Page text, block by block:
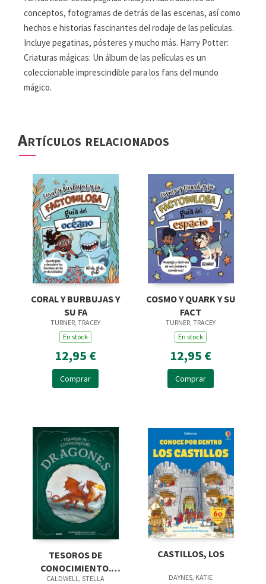
conceptos, fotogramas de detrás de las escenas, así como
hechos e historias fascinantes del rodaje de las películas.
Incluye pegatinas, pósteres y mucho más. Harry Potter:
Criaturas mágicas: Un álbum de las películas es un
coleccionable imprescindible para los fans del mundo
mágico.
Artículos relacionados
CORAL Y BURBUJAS Y
SU FA
TURNER, TRACEY
En stock
12,95 €
Comprar
COSMO Y QUARK Y SU
FACT
TURNER, TRACEY
En stock
12,95 €
Comprar
TESOROS DE
CONOCIMIENTO.
DRAGONES
CALDWELL, STELLA
CASTILLOS, LOS
DAYNES, KATIE